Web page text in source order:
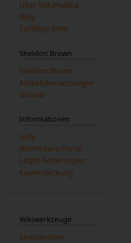
Über WikiPedalia
Blog
Zufällige Seite
Sheldon Brown
Sheldon Brown
Artikelübersetzungen
Glossar
Informationen
Hilfe
WikiPedalia:Portal
Letzte Änderungen
Kostendeckung
Wikiwerkzeuge
Spezialseiten